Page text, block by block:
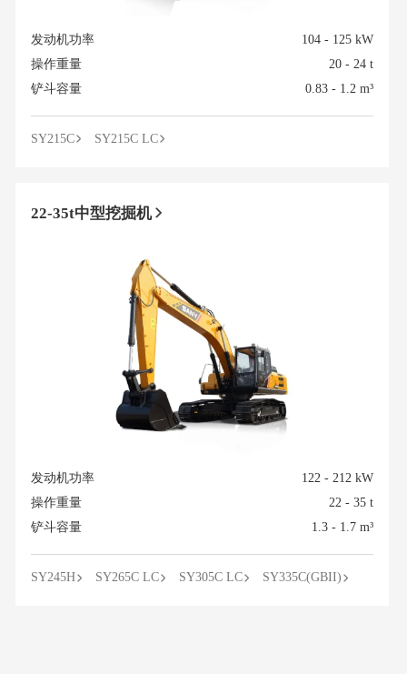
发动机功率
104 - 125 kW
操作重量
20 - 24 t
铲斗容量
0.83 - 1.2 m³
SY215C SY215C LC
22-35t中型挖掘机
发动机功率
122 - 212 kW
操作重量
22 - 35 t
铲斗容量
1.3 - 1.7 m³
SY245H SY265C LC SY305C LC SY335C(GBII)